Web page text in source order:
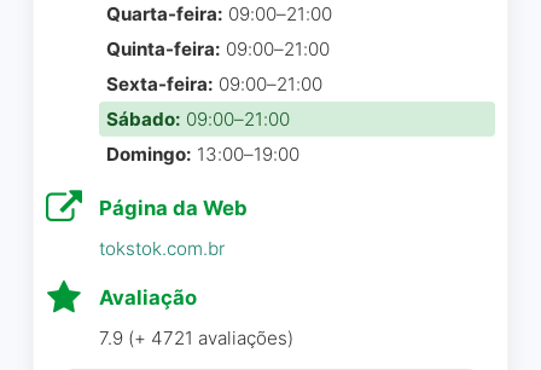
Quarta-feira: 09:00–21:00
Quinta-feira: 09:00–21:00
Sexta-feira: 09:00–21:00
Sábado: 09:00–21:00
Domingo: 13:00–19:00
Página da Web
tokstok.com.br
Avaliação
7.9 (+ 4721 avaliações)